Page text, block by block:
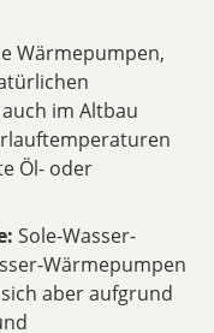
Wärmepumpen,
im Altbau
Öl- oder
Sole-Wasser-
Wärmepumpen
aber aufgrund